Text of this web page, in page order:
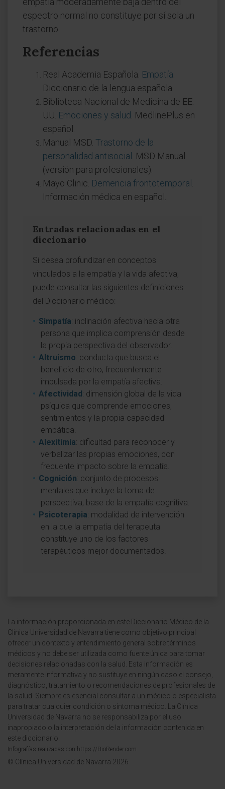
espectro normal no constituye por sí sola un
trastorno.
Referencias
Real Academia Española. Empatía
Diccionario de la lengua española.
Biblioteca Nacional de Medicina de EE.
UU. Emociones y salud . MedlinePlus en
español.
Manual MSD. Trastorno de la
personalidad antisocial
. MSD Manual
(versión para profesionales).
Mayo Clinic. Demencia frontotemporal
Información médica en español.
Entradas relacionadas en el
diccionario
Si desea profundizar en conceptos
vinculados a la empatía y la vida afectiva,
puede consultar las siguientes definiciones
del Diccionario médico:
Simpatía: inclinación afectiva hacia otra
persona que implica comprensión desde
la propia perspectiva del observador.
Altruismo: conducta que busca el
beneficio de otro, frecuentemente
impulsada por la empatía afectiva.
Afectividad: dimensión global de la vida
psíquica que comprende emociones,
sentimientos y la propia capacidad
empática.
Alexitimia: dificultad para reconocer y
verbalizar las propias emociones, con
frecuente impacto sobre la empatía.
Cognición: conjunto de procesos
mentales que incluye la toma de
perspectiva, base de la empatía cognitiva.
Psicoterapia: modalidad de intervención
en la que la empatía del terapeuta
constituye uno de los factores
terapéuticos mejor documentados.
La información proporcionada en este Diccionario Médico de la
Clínica Universidad de Navarra tiene como objetivo principal
ofrecer un contexto y entendimiento general sobre términos
médicos y no debe ser utilizada como fuente única para tomar
decisiones relacionadas con la salud. Esta información es
meramente informativa y no sustituye en ningún caso el consejo,
diagnóstico, tratamiento o recomendaciones de profesionales de
la salud. Siempre es esencial consultar a un médico o especialista
para tratar cualquier condición o síntoma médico. La Clínica
Universidad de Navarra no se responsabiliza por el uso
inapropiado o la interpretación de la información contenida en
este diccionario.
Infografías realizadas con https://BioRender.com
© Clínica Universidad de Navarra 2026